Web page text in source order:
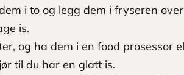
i to og legg dem i fryseren
is.
og ha dem i en food prosessor
til du har en glatt is.